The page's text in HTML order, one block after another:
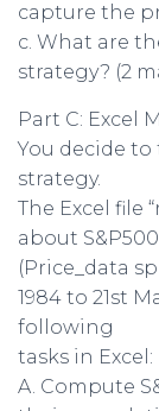
capture the
c. What are
strategy? (2
Part C: Excel
You decide
strategy.
The Excel file
about
(Price_data
1984 to 21st
following
tasks in Excel:
A. Compute